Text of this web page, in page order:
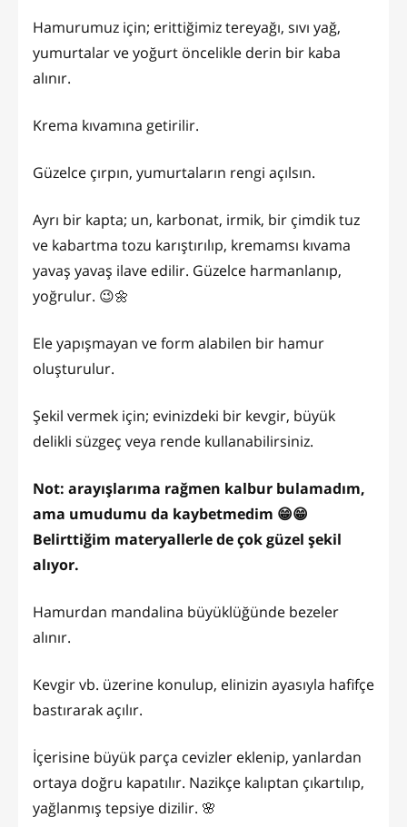
Hamurumuz için; erittiğimiz tereyağı, sıvı yağ,
yumurtalar ve yoğurt öncelikle derin bir kaba
alınır.
Krema kıvamına getirilir.
Güzelce çırpın, yumurtaların rengi açılsın.
Ayrı bir kapta; un, karbonat, irmik, bir çimdik tuz
ve kabartma tozu karıştırılıp, kremamsı kıvama
yavaş yavaş ilave edilir. Güzelce harmanlanıp,
yoğrulur. 😉🌼
Ele yapışmayan ve form alabilen bir hamur
oluşturulur.
Şekil vermek için; evinizdeki bir kevgir, büyük
delikli süzgeç veya rende kullanabilirsiniz.
Not: arayışlarıma rağmen kalbur bulamadım,
ama umudumu da kaybetmedim 😁😁
Belirttiğim materyallerle de çok güzel şekil
alıyor.
Hamurdan mandalina büyüklüğünde bezeler
alınır.
Kevgir vb. üzerine konulup, elinizin ayasıyla hafifçe
bastırarak açılır.
İçerisine büyük parça cevizler eklenip, yanlardan
ortaya doğru kapatılır. Nazikçe kalıptan çıkartılıp,
yağlanmış tepsiye dizilir. 🌸